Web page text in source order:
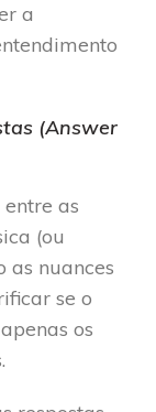
a
(Answer
as
(ou
as nuances
se o
os